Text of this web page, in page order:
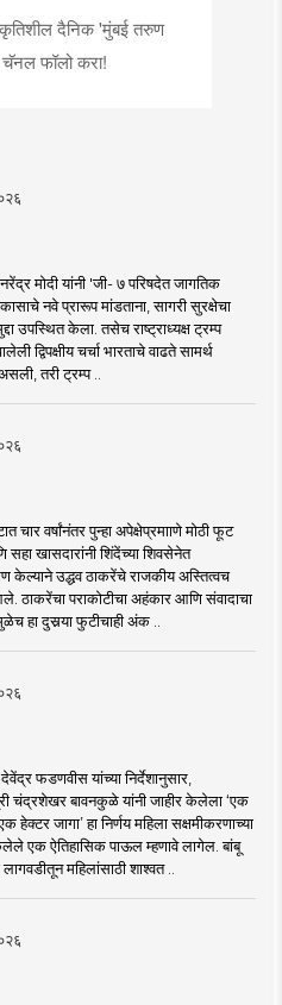
दैनिक 'मुंबई तरुण
फॉलो करा!
मोदी यांनी 'जी- ७ परिषदेत जागतिक
नवे प्रारूप मांडताना, सागरी सुरक्षेचा
उपस्थित केला. तसेच राष्ट्राध्यक्ष ट्रम्प
द्विपक्षीय चर्चा भारताचे वाढते सामर्थ
तरी ट्रम्प ..
चार वर्षांनंतर पुन्हा अपेक्षेप्रमााणे मोठी फूट
खासदारांनी शिंदेंच्या शिवसेनेत
केल्याने उद्धव ठाकरेंचे राजकीय अस्तित्वच
ठाकरेंचा पराकोटीचा अहंकार आणि संवादाचा
हा दुसर्‍या फुटीचाही अंक ..
फडणवीस यांच्या निर्देशानुसार,
चंद्रशेखर बावनकुळे यांनी जाहीर केलेला ‘एक
हेक्टर जागा’ हा निर्णय महिला सक्षमीकरणाच्या
एक ऐतिहासिक पाऊल म्हणावे लागेल. बांबू
महिलांसाठी शाश्वत ..